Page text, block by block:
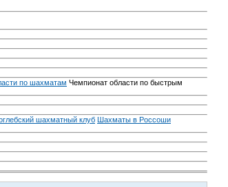
по шахматам Чемпионат области по быстрым
шахматный клуб Шахматы в Россоши